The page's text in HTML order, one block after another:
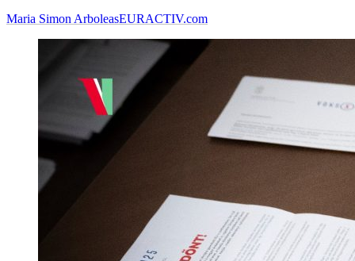
Maria Simon ArboleasEURACTIV.com